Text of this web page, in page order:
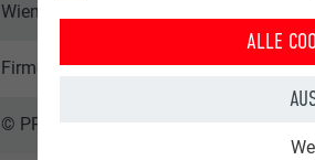
ALLE
Wien
Firmengebäude, Öffentliche Gebäude
© PREFA | Croce & Wir